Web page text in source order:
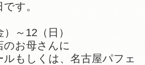
す。
）～12（日）
のお母さんに
ルもしくは、名古屋パフェ